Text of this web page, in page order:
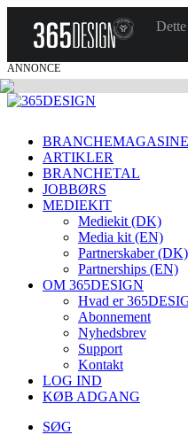
ANNONCE
ARTIKLER
BRANCHETAL
JOBBØRS
MEDIEKIT
Mediekit (DK)
Media kit (EN)
Partnerskaber (DK)
Partnerships (EN)
OM 365DESIGN
Hvad er
Abonnement
Nyhedsbrev
Support
Kontakt
LOG IND
KØB ADGANG
SØG